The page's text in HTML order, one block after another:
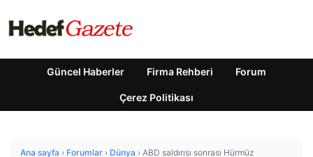
Güncel Haberler Firma Rehberi Forum
Çerez Politikası
Ana sayfa › Forumlar › Dünya › ABD saldırısı sonrası Hürmüz